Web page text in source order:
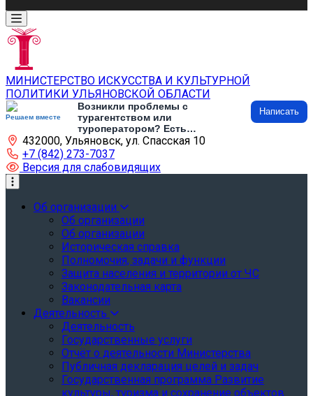
МИНИСТЕРСТВО ИСКУССТВА И КУЛЬТУРНОЙ
ПОЛИТИКИ УЛЬЯНОВСКОЙ ОБЛАСТИ
Решаем вместе
Возникли проблемы с
турагентством или
туроператором? Есть
предложения по развитию
туризма и туристической
инфраструктуры? Напишите об
этом
Написать
432000, Ульяновск, ул. Спасская 10
+7 (842) 273-7037
Версия для слабовидящих
Об организации
Об организации
Об организации
Историческая справка
Полномочия, задачи и функции
Защита населения и территории от ЧС
Законодательная карта
Вакансии
Деятельность
Деятельность
Государственные услуги
Отчёт о деятельности Министерства
Публичная декларация целей и задач
Государственная программа Развитие
культуры, туризма и сохранение объектов